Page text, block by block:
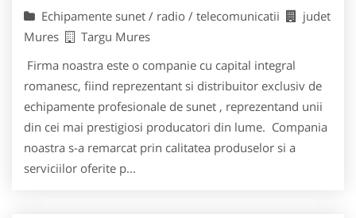
Echipamente sunet / radio / telecomunicatii
judet
Mures
Targu Mures
Firma noastra este o companie cu capital integral
romanesc, fiind reprezentant si distribuitor exclusiv de
echipamente profesionale de sunet , reprezentand unii
din cei mai prestigiosi producatori din lume. Compania
noastra s-a remarcat prin calitatea produselor si a
serviciilor oferite p...